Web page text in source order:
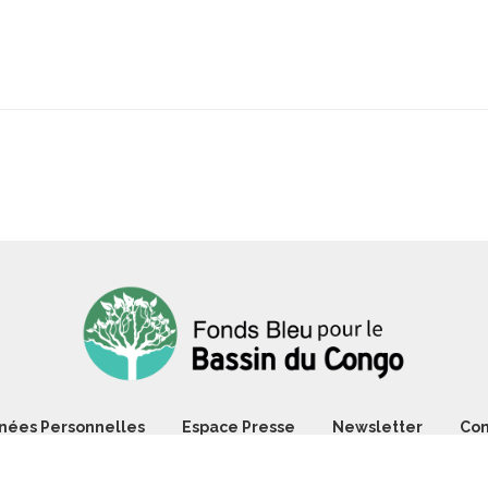
Personnelles Espace Presse Newsletter